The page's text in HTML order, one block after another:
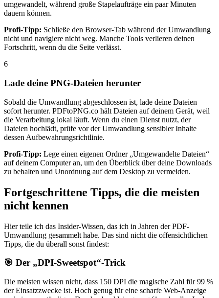
umgewandelt, während große Stapelaufträge ein paar Minuten
dauern können.
Profi-Tipp: Schließe den Browser-Tab während der Umwandlung
nicht und navigiere nicht weg. Manche Tools verlieren deinen
Fortschritt, wenn du die Seite verlässt.
6
Lade deine PNG-Dateien herunter
Sobald die Umwandlung abgeschlossen ist, lade deine Dateien
sofort herunter. PDFtoPNG.co hält Dateien auf deinem Gerät, weil
die Verarbeitung lokal läuft. Wenn du einen Dienst nutzt, der
Dateien hochlädt, prüfe vor der Umwandlung sensibler Inhalte
dessen Aufbewahrungsrichtlinie.
Profi-Tipp: Lege einen eigenen Ordner „Umgewandelte Dateien“
auf deinem Computer an, um den Überblick über deine Downloads
zu behalten und Unordnung auf dem Desktop zu vermeiden.
Fortgeschrittene Tipps, die die meisten
nicht kennen
Hier teile ich das Insider-Wissen, das ich in Jahren der PDF-
Umwandlung gesammelt habe. Das sind nicht die offensichtlichen
Tipps, die du überall sonst findest:
🎯 Der „DPI-Sweetspot“-Trick
Die meisten wissen nicht, dass 150 DPI die magische Zahl für 99 %
der Einsatzzwecke ist. Hoch genug für eine scharfe Web-Anzeige